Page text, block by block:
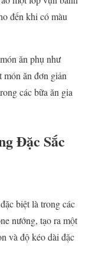
đến khi có màu
ăn phụ như
món ăn đơn giản
các bữa ăn gia
Đặc Sắc
biệt là trong các
nướng, tạo ra một
và độ kéo dài đặc